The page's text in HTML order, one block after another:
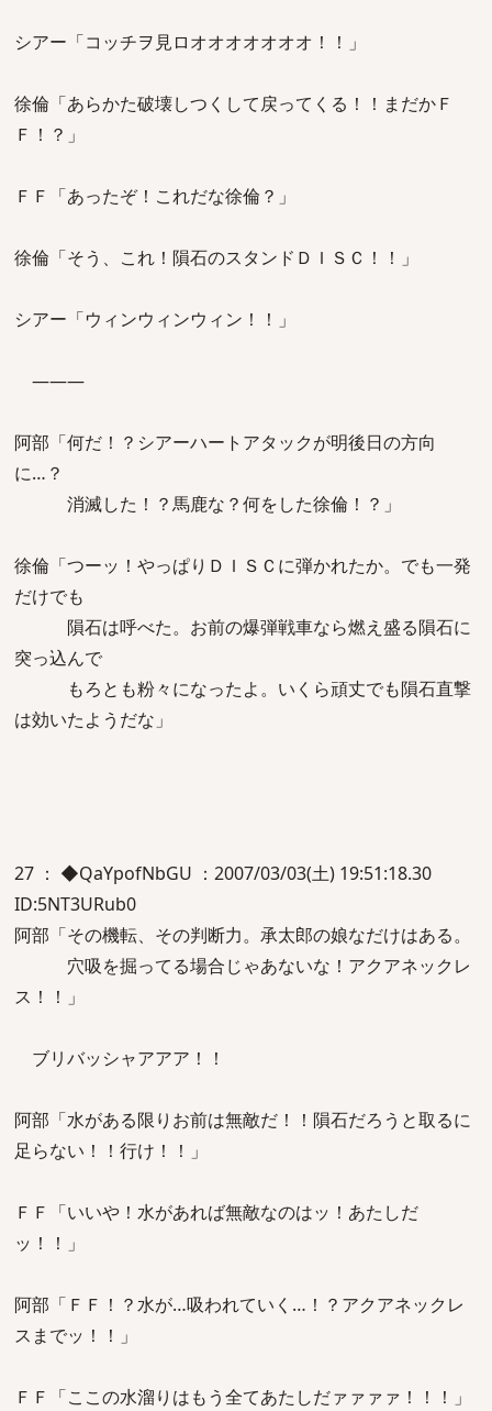
シアー「コッチヲ見ロオオオオオオオ！！」
徐倫「あらかた破壊しつくして戻ってくる！！まだかＦ
Ｆ！？」
ＦＦ「あったぞ！これだな徐倫？」
徐倫「そう、これ！隕石のスタンドＤＩＳＣ！！」
シアー「ウィンウィンウィン！！」
―――
阿部「何だ！？シアーハートアタックが明後日の方向
に…？
消滅した！？馬鹿な？何をした徐倫！？」
徐倫「つーッ！やっぱりＤＩＳＣに弾かれたか。でも一発
だけでも
隕石は呼べた。お前の爆弾戦車なら燃え盛る隕石に
突っ込んで
もろとも粉々になったよ。いくら頑丈でも隕石直撃
は効いたようだな」
27 ： ◆QaYpofNbGU ：2007/03/03(土) 19:51:18.30
ID:5NT3URub0
阿部「その機転、その判断力。承太郎の娘なだけはある。
穴吸を掘ってる場合じゃあないな！アクアネックレ
ス！！」
ブリバッシャアアア！！
阿部「水がある限りお前は無敵だ！！隕石だろうと取るに
足らない！！行け！！」
ＦＦ「いいや！水があれば無敵なのはッ！あたしだ
ッ！！」
阿部「ＦＦ！？水が…吸われていく…！？アクアネックレ
スまでッ！！」
ＦＦ「ここの水溜りはもう全てあたしだァァァァ！！！」